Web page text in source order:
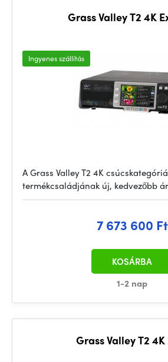
Grass Valley T2 4K
Ingyenes szállítás
A Grass Valley T2 4K
termékcsaládjának új, kedvezőbb
7 673 600 Ft
1-2 nap
KOSÁRBA
Grass Valley T2